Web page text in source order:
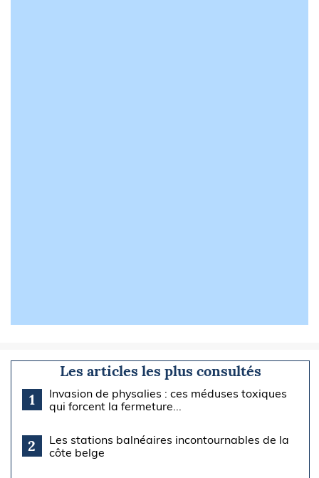
Les articles les plus consultés
1
Invasion de physalies : ces méduses toxiques
qui forcent la fermeture...
2
Les stations balnéaires incontournables de la
côte belge